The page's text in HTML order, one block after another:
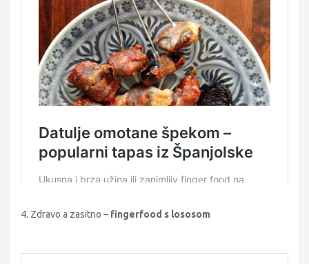
4. Zdravo a zasitno – fingerfood s lososom